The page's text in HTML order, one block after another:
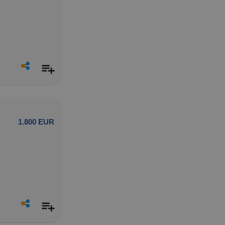
1.800 EUR